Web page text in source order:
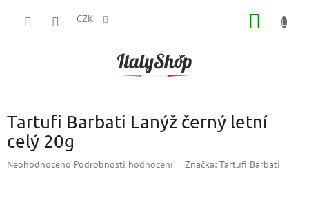
CZK
Tartufi Barbati Lanýž černý letní
celý 20g
Průměrné
Neohodnoceno Podrobnosti hodnocení Značka: Tartufi Barbati